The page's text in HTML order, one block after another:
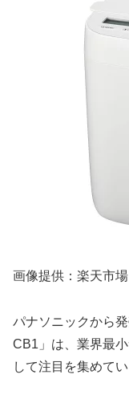
画像提供：楽天市場
パナソニックから
CB1」は、業界最
して注目を集めてい